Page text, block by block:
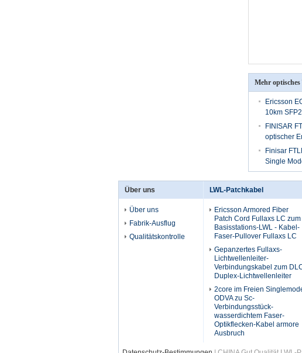
Mehr
Ericsson
10km
FINISAR
optischer
Finisar
Single
Über uns
Über uns
Fabrik-Ausflug
Qualitätskontrolle
LWL-Patchkabel
Ericsson Armored Fiber
Patch Cord Fullaxs LC zum
Basisstations-LWL - Kabel-
Faser-Pullover Fullaxs LC
Gepanzertes Fullaxs-
Lichtwellenleiter-
Verbindungskabel zum
Duplex-Lichtwellenleiter
2core im Freien
ODVA zu Sc-
Verbindungsstück-
wasserdichtem Faser-
Optikflecken-Kabel armore
Ausbruch